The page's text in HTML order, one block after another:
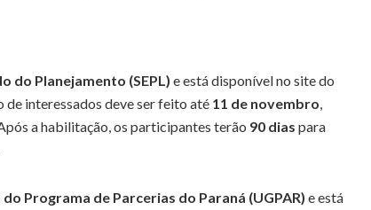
do Planejamento (SEPL) e está disponível no site do
de interessados deve ser feito até 11 de novembro,
a habilitação, os participantes terão 90 dias para
Programa de Parcerias do Paraná (UGPAR) e está